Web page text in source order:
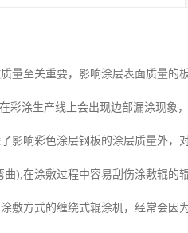
量至关重要，影响涂层表面质量
彩涂生产线上会出现边部漏涂现
影响彩色涂层钢板的涂层质量外
),在涂敷过程中容易刮伤涂敷辊
敷方式的缠绕式辊涂机，经常会